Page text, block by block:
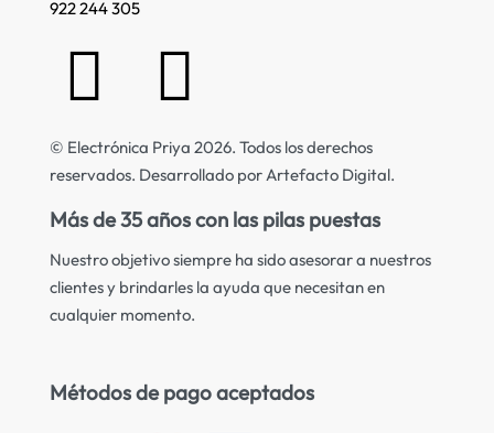
922 244 305
© Electrónica Priya 2026. Todos los derechos
reservados. Desarrollado por Artefacto Digital.
Más de 35 años con las pilas puestas
Nuestro objetivo siempre ha sido asesorar a nuestros
clientes y brindarles la ayuda que necesitan en
cualquier momento.
Métodos de pago aceptados